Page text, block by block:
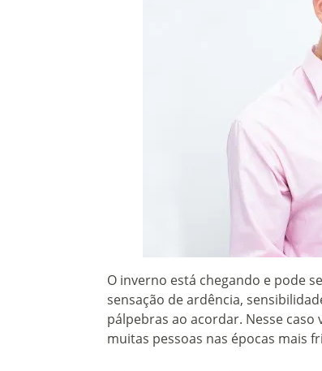
O inverno está chegando e pode
sensação de ardência,
pálpebras ao acordar. Nesse
muitas pessoas nas épocas mais